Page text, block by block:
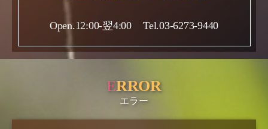
Open.12:00-翌4:00 Tel.03-6273-9440
ERROR
エラー